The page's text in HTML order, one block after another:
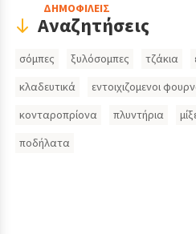
HeaderΔΗΜΟΦΙΛΕΙΣ
Αναζητήσεις
Search
σόμπες ξυλόσομπες τζάκια
κλαδευτικά
εντοιχιζομενοι
κονταροπρίονα
πλυντήρια
ποδήλατα